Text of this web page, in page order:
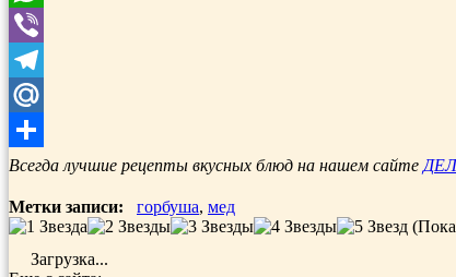
WhatsApp
Viber
Telegram
Mail.Ru
Отправить
Всегда лучшие рецепты вкусных блюд на нашем сайте
Метки записи: горбуша, мед
Загрузка...